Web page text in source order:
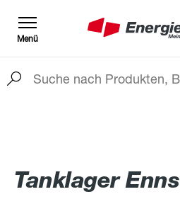
Menü
Tanklager Enns